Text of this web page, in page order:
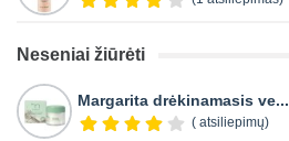
Neseniai žiūrėti
Margarita drėkinamasis ve...
( atsiliepimų)